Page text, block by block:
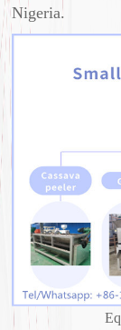
Nigeria.